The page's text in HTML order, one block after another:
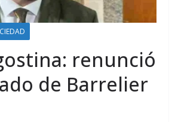
renunció
de Barrelier